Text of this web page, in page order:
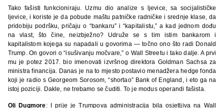
Tako fašisti funkcioniraju. Uzmu dio analize s ljevice, sa socijalističke
ljevice, i koriste je da pobude maštu patničke radničke i srednje klase, da
pridobiju podršku, pričaju o “bankaru” i “kapitalistu,” a kad jednom dođu
na vlast, što čine, neizbježno? Udruže se s tim istim bankarom i
kapitalistom kojega su napadali u govorima — točno ono što radi Donald
Trump. On govori o “isušivanju močvare,” o Wall Streetu i tako dalje. A prvi
mu je potez 2017. bio imenovati izvršnog direktora Goldman Sachsa za
ministra financija. Danas je na to mjesto postavio menadžera hedge fonda
koji je radio s Georgeom Sorosom, “shortao” Bank of England, i eto ga na
istoj poziciji. Dakle, ne trebamo se čuditi. To je modus operandi fašista.
Oli Dugmore: I prije je Trumpova administracija bila osjetljiva na Wall